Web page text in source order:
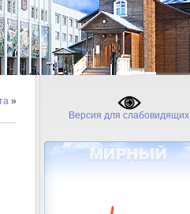
»
Версия для слабовидящих